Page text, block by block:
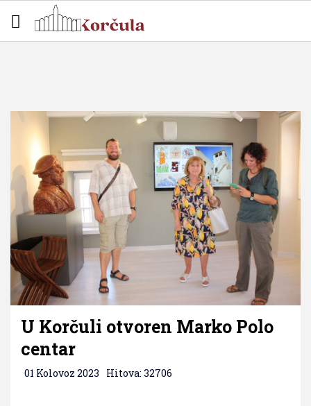
U Korčuli otvoren Marko Polo
centar
01 Kolovoz 2023 Hitova: 32706